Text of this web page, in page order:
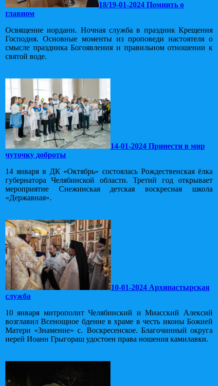
18/19-01-2024 Помнить о
главном
Освящение иордани. Ночная служба в праздник Крещения
Господня. Основные моменты из проповеди настоятеля о
смысле праздника Богоявления и правильном отношении к
святой воде.
14-01-2024 Принести в мир
чуточку доброты
14 января в ДК «Октябрь» состоялась Рождественская ёлка
губернатора Челябинской области. Третий год открывает
мероприятие Снежинская детская воскресная школа
«Державная».
10-01-2024 Архипастырская
служба
10 января митрополит Челябинский и Миасский Алексий
возглавил Всенощное бдение в храме в честь иконы Божией
Матери «Знамение» с. Воскресенское. Благочинный округа
иерей Иоанн Грыгораш удостоен права ношения камилавки.